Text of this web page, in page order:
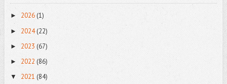
► 2026(1)
► 2024(22)
► 2023 (67)
► 2022 (86)
▼ 2021 (84)